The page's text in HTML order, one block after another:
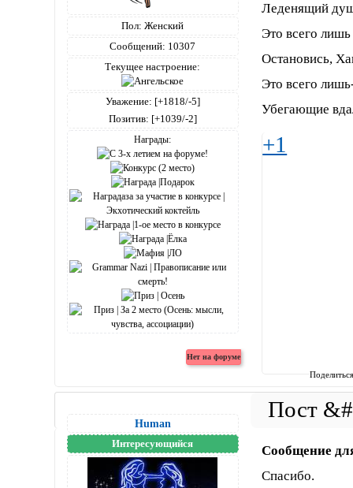
Пол: Женский
Сообщений: 10307
Текущее настроение:
Уважение: [+1818/-5]
Позитив: [+1039/-2]
Награды:
Леденящий
Это всего
Остановись,
Это всего
Убегающие
+1
Human
Интересующийся
Сообщение
Спасибо.